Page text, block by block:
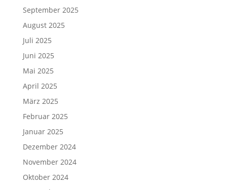
September 2025
August 2025
Juli 2025
Juni 2025
Mai 2025
April 2025
März 2025
Februar 2025
Januar 2025
Dezember 2024
November 2024
Oktober 2024